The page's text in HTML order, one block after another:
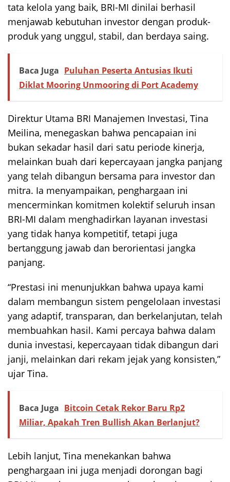
tata kelola yang baik, BRI-MI dinilai berhasil
menjawab kebutuhan investor dengan produk-
produk yang unggul, stabil, dan berdaya saing.
Baca Juga Puluhan Peserta Antusias Ikuti
Diklat Mooring Unmooring di Port Academy
Direktur Utama BRI Manajemen Investasi, Tina
Meilina, menegaskan bahwa pencapaian ini
bukan sekadar hasil dari satu periode kinerja,
melainkan buah dari kepercayaan jangka panjang
yang telah dibangun bersama para investor dan
mitra. Ia menyampaikan, penghargaan ini
mencerminkan komitmen kolektif seluruh insan
BRI-MI dalam menghadirkan layanan investasi
yang tidak hanya kompetitif, tetapi juga
bertanggung jawab dan berorientasi jangka
panjang.
“Prestasi ini menunjukkan bahwa upaya kami
dalam membangun sistem pengelolaan investasi
yang adaptif, transparan, dan berkelanjutan, telah
membuahkan hasil. Kami percaya bahwa dalam
dunia investasi, kepercayaan tidak dibangun dari
janji, melainkan dari rekam jejak yang konsisten,”
ujar Tina.
Baca Juga Bitcoin Cetak Rekor Baru Rp2
Miliar, Apakah Tren Bullish Akan Berlanjut?
Lebih lanjut, Tina menekankan bahwa
penghargaan ini juga menjadi dorongan bagi